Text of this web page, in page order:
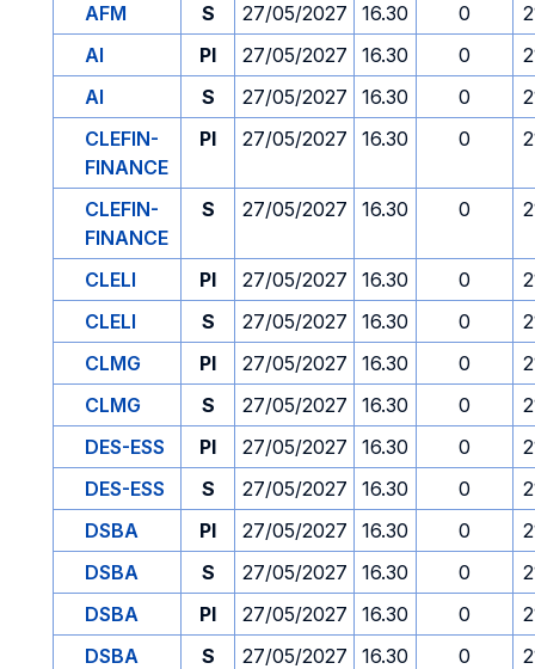
AFM
S 27/05/2027 16.30 0
AI
PI 27/05/2027 16.30 0
AI
S 27/05/2027 16.30 0
CLEFIN-
FINANCE
PI 27/05/2027 16.30 0
CLEFIN-
FINANCE
S 27/05/2027 16.30 0
CLELI PI 27/05/2027 16.30 0
CLELI
S 27/05/2027 16.30 0
CLMG
PI 27/05/2027 16.30 0
CLMG
S 27/05/2027 16.30 0
DES-ESS
PI 27/05/2027 16.30 0
DES-ESS
S 27/05/2027 16.30 0
DSBA
PI 27/05/2027 16.30 0
DSBA
S 27/05/2027 16.30 0
DSBA
PI 27/05/2027 16.30 0
DSBA
S 27/05/2027 16.30 0